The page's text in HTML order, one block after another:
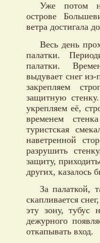
Уже потом
острове
ветра достигала
Весь день
палатки.
палатки.
выдувает снег
закрепляем
защитную
укрепляем её,
временем
туристская
наветренной
разрушить
защиту,
других, казалось
За палаткой,
скапливается
эту зону, тубус
дежурного
откапывать вход.